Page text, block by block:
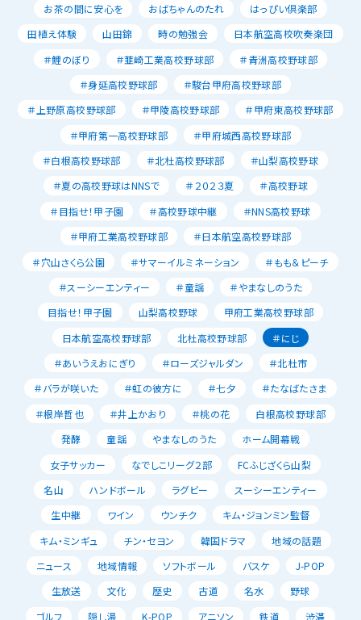
お茶の間に安心を
おばちゃんのたれ
はっぴい倶楽部
田植え体験
山田錦 時の勉強会
日本航空高校吹奏楽団
＃鯉のぼり
＃韮崎工業高校野球部
＃青洲高校野球部
＃身延高校野球部
＃駿台甲府高校野球部
＃上野原高校野球部
＃甲陵高校野球部
＃甲府東高校野球部
＃甲府第一高校野球部
＃甲府城西高校野球部
＃白根高校野球部
＃北杜高校野球部
＃山梨高校野球
＃夏の高校野球はNNSで
＃２０２３夏
＃高校野球
＃目指せ！甲子園
＃高校野球中継
＃NNS高校野球
＃甲府工業高校野球部
＃日本航空高校野球部
＃穴山さくら公園
＃サマーイルミネーション
＃もも＆ピーチ
＃スーシーエンティー
＃童謡
＃やまなしのうた
目指せ！甲子園
山梨高校野球
甲府工業高校野球部
日本航空高校野球部
北杜高校野球部
＃にじ
＃あいうえおにぎり
＃ローズジャルダン
＃北杜市
＃バラが咲いた
＃虹の彼方に ＃七夕
＃たなばたさま
＃根岸哲也
＃井上かおり ＃桃の花
白根高校野球部
発酵
童謡 やまなしのうた
ホーム開幕戦
女子サッカー
なでしこリーグ２部
FCふじざくら山梨
名山
ハンドボール ラグビー
スーシーエンティー
生中継
ワイン ウンチク
キム・ジョンミン監督
キム・ミンギュ
チン・セヨン 韓国ドラマ
地域の話題
ニュース
地域情報 ソフトボール バスケ
J-POP
生放送
文化 歴史 古道 名水
野球
ゴルフ
隠し湯 K-POP アニソン 鉄道
渋滞